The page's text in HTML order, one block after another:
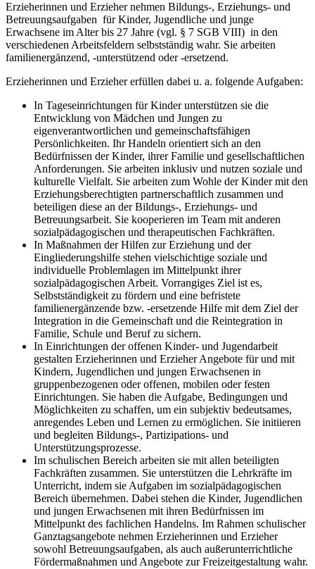
Erzieherinnen und Erzieher nehmen Bildungs-, Erziehungs- und
Betreuungsaufgaben für Kinder, Jugendliche und junge
Erwachsene im Alter bis 27 Jahre (vgl. § 7 SGB VIII) in den
verschiedenen Arbeitsfeldern selbstständig wahr. Sie arbeiten
familienergänzend, -unterstützend oder -ersetzend.
Erzieherinnen und Erzieher erfüllen dabei u. a. folgende Aufgaben:
In Tageseinrichtungen für Kinder unterstützen sie die
Entwicklung von Mädchen und Jungen zu
eigenverantwortlichen und gemeinschaftsfähigen
Persönlichkeiten. Ihr Handeln orientiert sich an den
Bedürfnissen der Kinder, ihrer Familie und gesellschaftlichen
Anforderungen. Sie arbeiten inklusiv und nutzen soziale und
kulturelle Vielfalt. Sie arbeiten zum Wohle der Kinder mit den
Erziehungsberechtigten partnerschaftlich zusammen und
beteiligen diese an der Bildungs-, Erziehungs- und
Betreuungsarbeit. Sie kooperieren im Team mit anderen
sozialpädagogischen und therapeutischen Fachkräften.
In Maßnahmen der Hilfen zur Erziehung und der
Eingliederungshilfe stehen vielschichtige soziale und
individuelle Problemlagen im Mittelpunkt ihrer
sozialpädagogischen Arbeit. Vorrangiges Ziel ist es,
Selbstständigkeit zu fördern und eine befristete
familienergänzende bzw. -ersetzende Hilfe mit dem Ziel der
Integration in die Gemeinschaft und die Reintegration in
Familie, Schule und Beruf zu sichern.
In Einrichtungen der offenen Kinder- und Jugendarbeit
gestalten Erzieherinnen und Erzieher Angebote für und mit
Kindern, Jugendlichen und jungen Erwachsenen in
gruppenbezogenen oder offenen, mobilen oder festen
Einrichtungen. Sie haben die Aufgabe, Bedingungen und
Möglichkeiten zu schaffen, um ein subjektiv bedeutsames,
anregendes Leben und Lernen zu ermöglichen. Sie initiieren
und begleiten Bildungs-, Partizipations- und
Unterstützungsprozesse.
Im schulischen Bereich arbeiten sie mit allen beteiligten
Fachkräften zusammen. Sie unterstützen die Lehrkräfte im
Unterricht, indem sie Aufgaben im sozialpädagogischen
Bereich übernehmen. Dabei stehen die Kinder, Jugendlichen
und jungen Erwachsenen mit ihren Bedürfnissen im
Mittelpunkt des fachlichen Handelns. Im Rahmen schulischer
Ganztagsangebote nehmen Erzieherinnen und Erzieher
sowohl Betreuungsaufgaben, als auch außerunterrichtliche
Fördermaßnahmen und Angebote zur Freizeitgestaltung wahr.